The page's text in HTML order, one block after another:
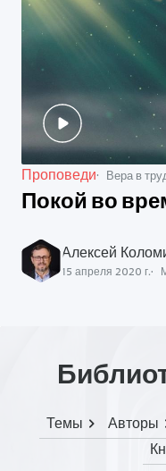
Проповеди Вера в
Покой во
Алексей
15 апреля 2020 г.
Темы Авторы